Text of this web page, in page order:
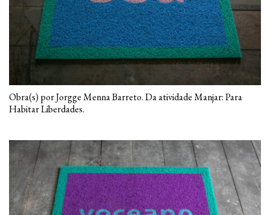
Obra(s) por Jorgge Menna Barreto. Da atividade Manjar: Para
Habitar Liberdades.